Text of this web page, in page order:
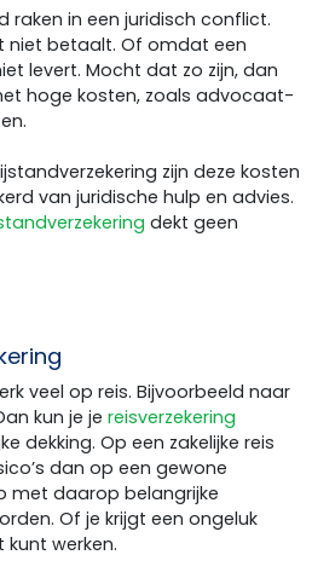
raken in een juridisch conflict.
niet betaalt. Of omdat een
levert. Mocht dat zo zijn, dan
hoge kosten, zoals advocaat-
zijn deze kosten
van juridische hulp en advies.
dekt geen
veel op reis. Bijvoorbeeld naar
kun je je reisverzekering
dekking. Op een zakelijke reis
dan op een gewone
met daarop belangrijke
Of je krijgt een ongeluk
werken.